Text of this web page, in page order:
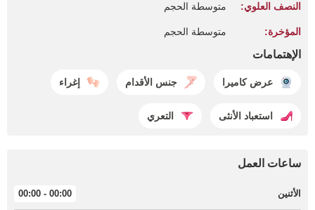
النصف العلوي: متوسطة الحجم
المؤخرة: متوسطة الحجم
الإهتمامات
عرض كاميرا جنس الأقدام إغراء
استعباد الأنثى التعري
ساعات العمل
الأثنين 00:00 - 00:00